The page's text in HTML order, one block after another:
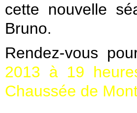
cette nouvelle
Bruno.
Rendez-vous
2013 à 19
Chaussée de